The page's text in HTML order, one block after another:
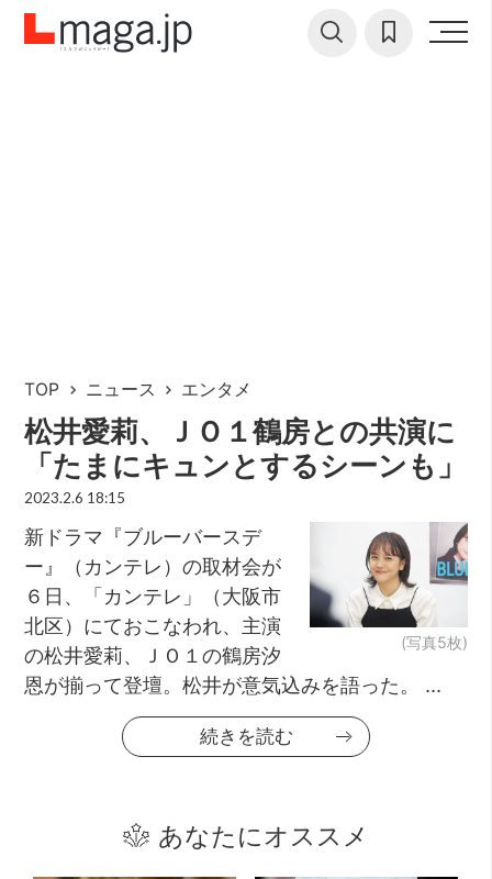
TOP ニュース エンタメ
松井愛莉、ＪＯ１鶴房との共演に
「たまにキュンとするシーンも」
2023.2.6 18:15
(写真5枚)
新ドラマ『ブルーバースデ
ー』（カンテレ）の取材会が
６日、「カンテレ」（大阪市
北区）にておこなわれ、主演
の松井愛莉、ＪＯ１の鶴房汐
恩が揃って登壇。松井が意気込みを語った。 ...
続きを読む
あなたにオススメ